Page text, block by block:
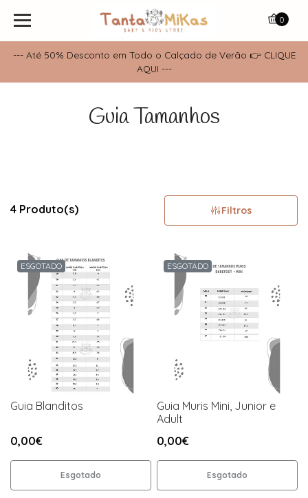
--- Até 50% Desconto em Todo o Calçado de Verão 👉 CLIQUE
AQUI ---
0
Guia Tamanhos
4 Produto(s) Filtros
ESGOTADO
Guia Blanditos
0,00€
Esgotado
ESGOTADO
Guia Muris Mini, Junior e
Adult
0,00€
Esgotado